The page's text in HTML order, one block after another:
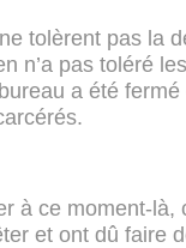
tolèrent pas la
n’a pas toléré
a été
à ce moment-
et ont dû faire